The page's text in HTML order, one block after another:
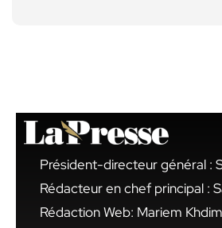
Président-directeur général :
Rédacteur en chef principal :
Rédaction Web: Mariem